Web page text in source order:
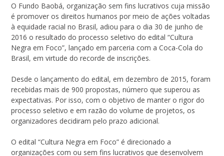
O Fundo Baobá, organização sem fins lucrativos cuja missão
é promover os direitos humanos por meio de ações voltadas
à equidade racial no Brasil, adiou para o dia 30 de junho de
2016 o resultado do processo seletivo do edital “Cultura
Negra em Foco”, lançado em parceria com a Coca-Cola do
Brasil, em virtude do recorde de inscrições.
Desde o lançamento do edital, em dezembro de 2015, foram
recebidas mais de 900 propostas, número que superou as
expectativas. Por isso, com o objetivo de manter o rigor do
processo seletivo e em razão do volume de projetos, os
organizadores decidiram pelo prazo adicional.
O edital “Cultura Negra em Foco” é direcionado a
organizações com ou sem fins lucrativos que desenvolvem